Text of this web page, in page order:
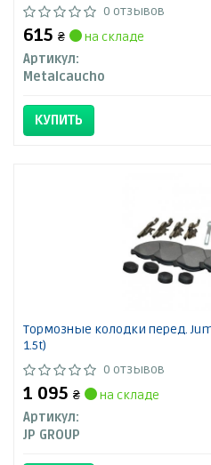
0 отзывов
615 ₴
на складе
Артикул:
Metalcaucho
КУПИТЬ
Тормозные колодки перед.
1.5t)
0 отзывов
1 095 ₴
на складе
Артикул:
JP GROUP